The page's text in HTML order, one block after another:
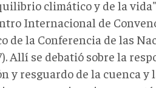
climático y de la
Internacional de
de la Conferencia de las
Allí se debatió sobre la
y resguardo de la cuenca y